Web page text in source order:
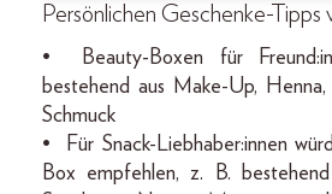
Persönlichen Geschenke-Tipps
•⁠ ⁠Beauty-Boxen für
bestehend aus Make-Up,
Schmuck
•⁠ ⁠⁠Für Snack-Liebhaber:innen
Box empfehlen, z. B. bestehend